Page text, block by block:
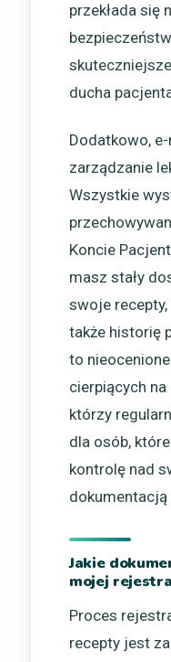
przekłada się
ducha
Dodatkowo,
zarządzanie
Wszystkie
Koncie
masz stały
swoje
także historię
to
cierpiących na
którzy
dla osób,
kontrolę nad
dokumentacją
Jakie
mojej
Proces
recepty jest